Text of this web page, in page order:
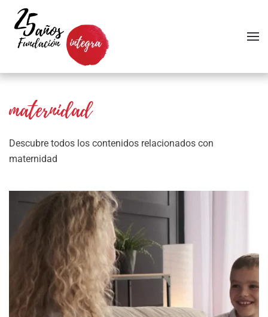
Skip to main content
maternidad
Descubre todos los contenidos relacionados con
maternidad